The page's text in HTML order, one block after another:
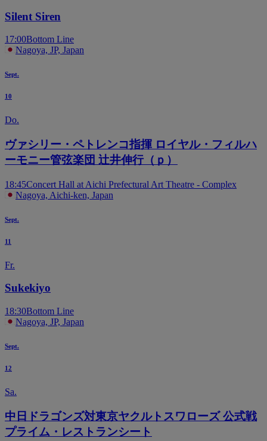
Silent Siren
17:00Bottom Line
Nagoya, JP, Japan
Sept.
10
Do.
ヴァシリー・ペトレンコ指揮 ロイヤル・フィルハ
ーモニー管弦楽団 辻井伸行（ｐ）
18:45Concert Hall at Aichi Prefectural Art Theatre - Complex
Nagoya, Aichi-ken, Japan
Sept.
11
Fr.
Sukekiyo
18:30Bottom Line
Nagoya, JP, Japan
Sept.
12
Sa.
中日ドラゴンズ対東京ヤクルトスワローズ 公式戦
プライム・レストランシート